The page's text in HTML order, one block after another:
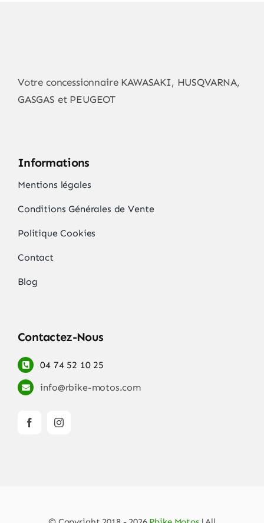
Votre concessionnaire KAWASAKI, HUSQVARNA,
GASGAS et PEUGEOT
Informations
Mentions légales
Conditions Générales de Vente
Politique Cookies
Contact
Blog
Contactez-Nous
04 74 52 10 25
info@rbike-motos.com